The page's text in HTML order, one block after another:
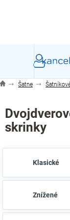
Šatne
skrinky
Klasické
Znížené